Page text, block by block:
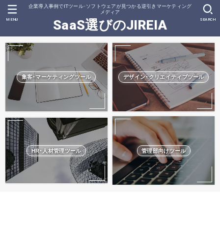
企業導入事例でITツール･ソフトウェアが見つかる逆引きマーケティング
メディア
SaaS選びのJIREIA SEARCH
MENU
集客･マーケティングツール デザイン･クリエイティブツール
HR･人材管理ツール 管理部向けツール